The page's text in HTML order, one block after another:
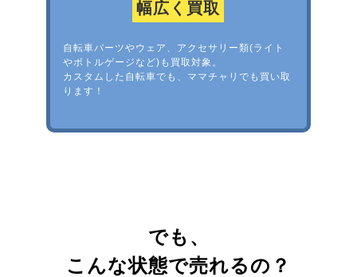
幅広く買取
自転車パーツやウェア、アクセサリー類(ライト
やボトルゲージなど)も買取対象。
カスタムした自転車でも、ママチャリでも買い取
ります！
でも、
こんな状態で売れるの？